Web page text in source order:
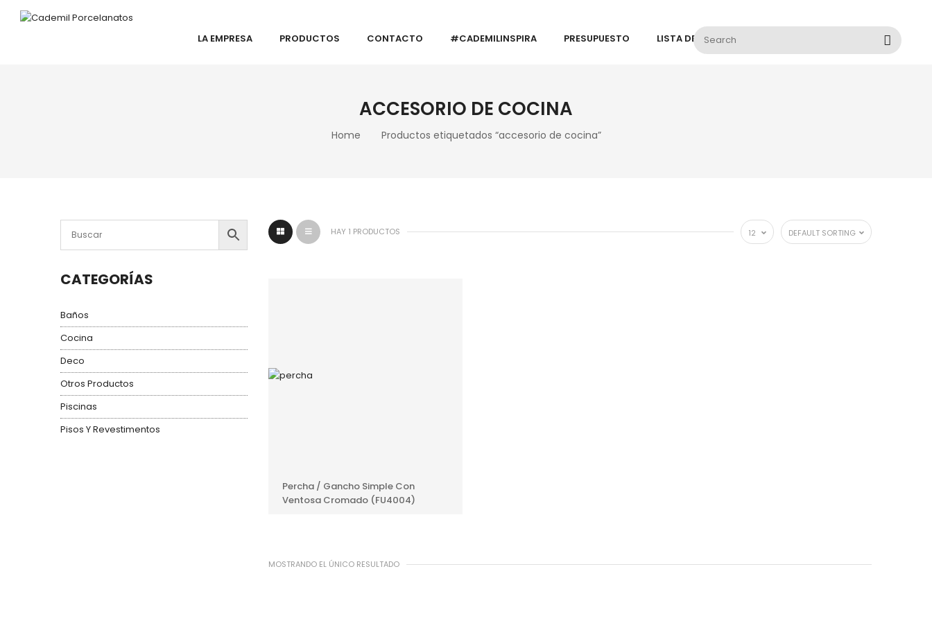
LA EMPRESA PRODUCTOS CONTACTO #CADEMILINSPIRA PRESUPUESTO LISTA DE DESEOS
ACCESORIO DE COCINA
Home Productos etiquetados “accesorio de cocina”
CATEGORÍAS
Baños
Cocina
Deco
Otros Productos
Piscinas
Pisos Y Revestimentos
HAY 1 PRODUCTOS DEFAULT SORTING
12
Percha / Gancho Simple Con
Ventosa Cromado (FU4004)
MOSTRANDO EL ÚNICO RESULTADO